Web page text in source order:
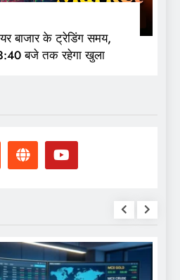
बाजार के ट्रेडिंग समय,
बजे तक रहेगा खुला